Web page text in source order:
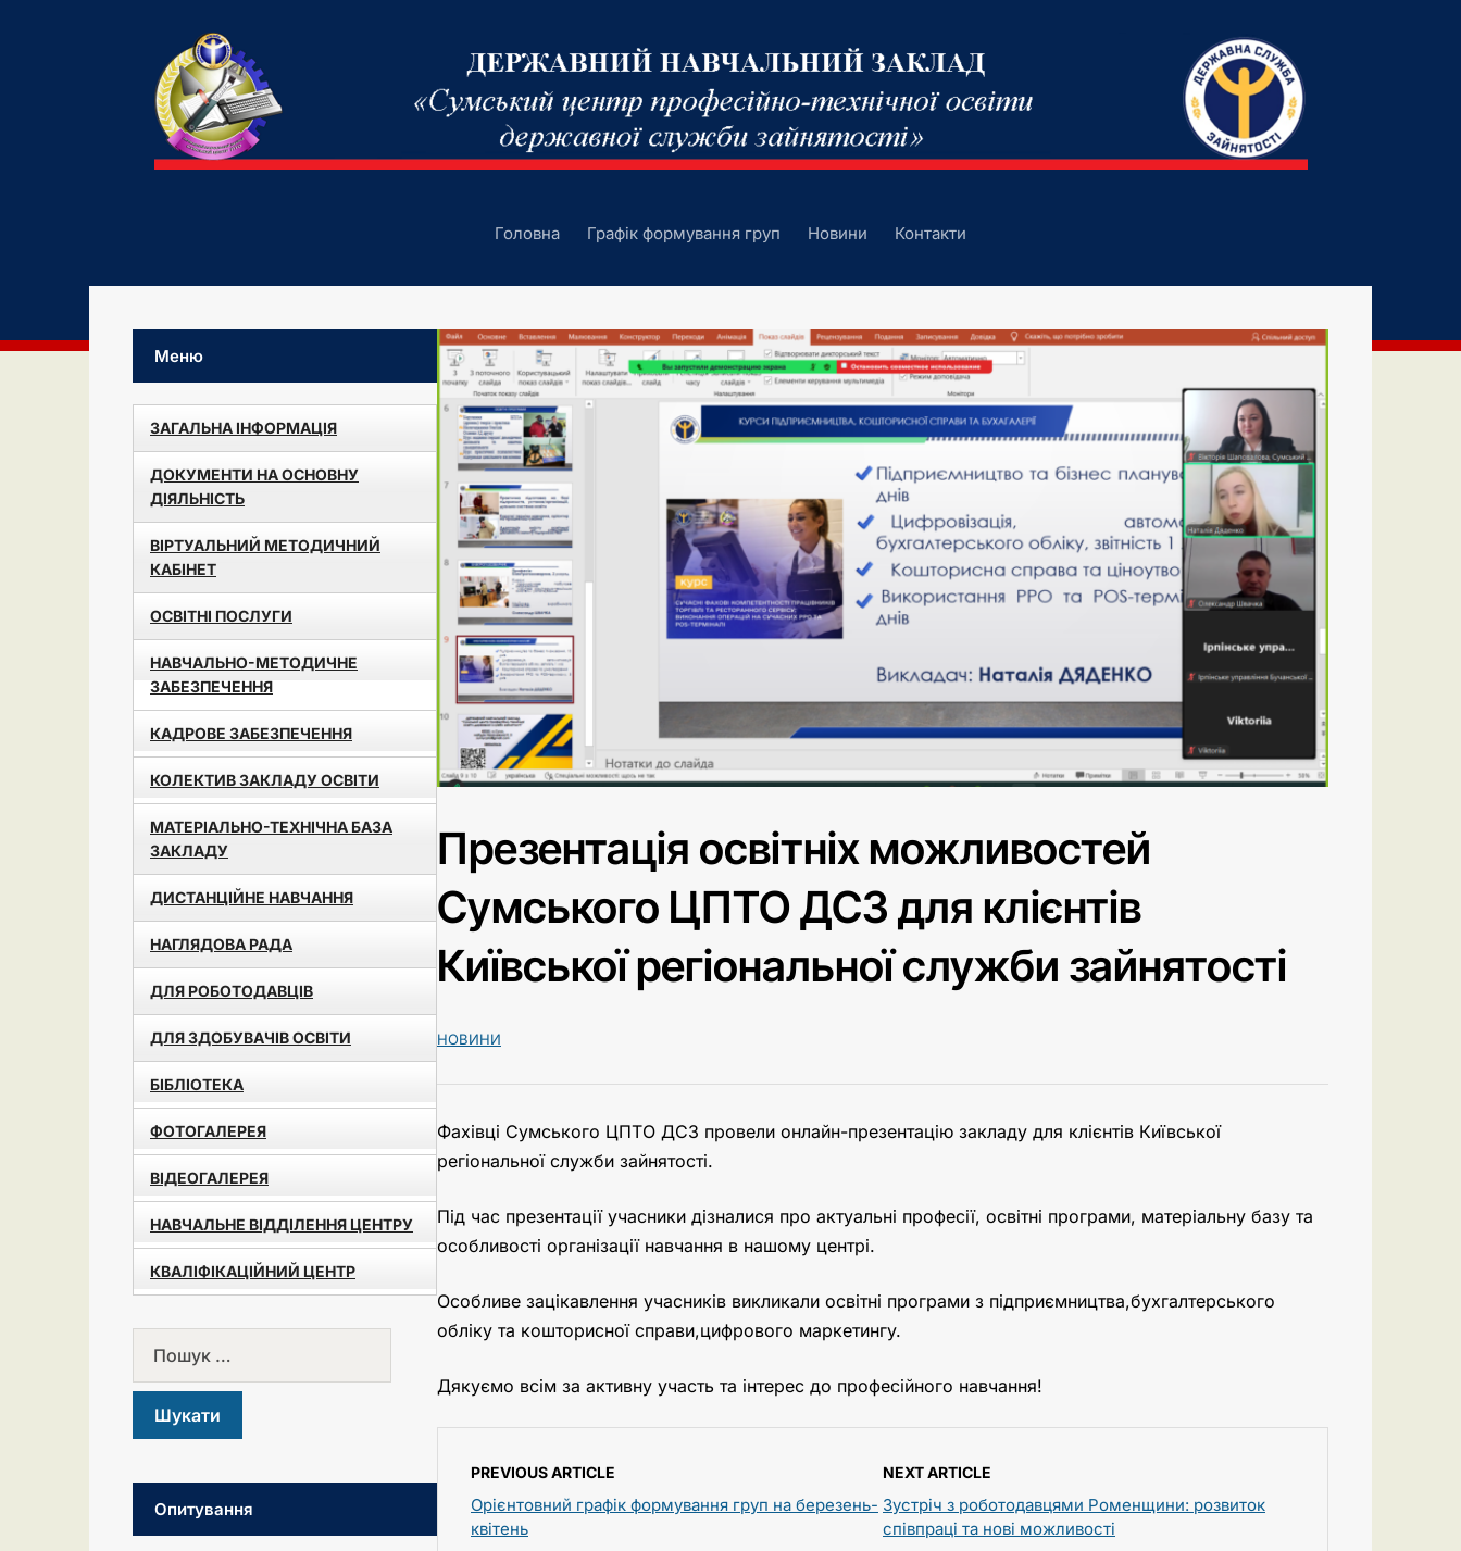
Головна Графік формування груп Новини Контакти
Презентація освітніх можливостей
Сумського ЦПТО ДСЗ для клієнтів
Київської регіональної служби зайнятості
НОВИНИ
Фахівці Сумського ЦПТО ДСЗ провели онлайн-презентацію закладу для клієнтів Київської
регіональної служби зайнятості.
Під час презентації учасники дізналися про актуальні професії, освітні програми, матеріальну базу та
особливості організації навчання в нашому центрі.
Особливе зацікавлення учасників викликали освітні програми з підприємництва,бухгалтерського
обліку та кошторисної справи,цифрового маркетингу.
Дякуємо всім за активну участь та інтерес до професійного навчання!
PREVIOUS ARTICLE
Орієнтовний графік формування груп на березень-
квітень
NEXT ARTICLE
Зустріч з роботодавцями Роменщини: розвиток
співпраці та нові можливості
Меню
ЗАГАЛЬНА ІНФОРМАЦІЯ
ДОКУМЕНТИ НА ОСНОВНУ
ДІЯЛЬНІСТЬ
ВІРТУАЛЬНИЙ МЕТОДИЧНИЙ
КАБІНЕТ
ОСВІТНІ ПОСЛУГИ
НАВЧАЛЬНО-МЕТОДИЧНЕ
ЗАБЕЗПЕЧЕННЯ
КАДРОВЕ ЗАБЕЗПЕЧЕННЯ
КОЛЕКТИВ ЗАКЛАДУ ОСВІТИ
МАТЕРІАЛЬНО-ТЕХНІЧНА БАЗА
ЗАКЛАДУ
ДИСТАНЦІЙНЕ НАВЧАННЯ
НАГЛЯДОВА РАДА
ДЛЯ РОБОТОДАВЦІВ
ДЛЯ ЗДОБУВАЧІВ ОСВІТИ
БІБЛІОТЕКА
ФОТОГАЛЕРЕЯ
ВІДЕОГАЛЕРЕЯ
НАВЧАЛЬНЕ ВІДДІЛЕННЯ ЦЕНТРУ
КВАЛІФІКАЦІЙНИЙ ЦЕНТР
Опитування